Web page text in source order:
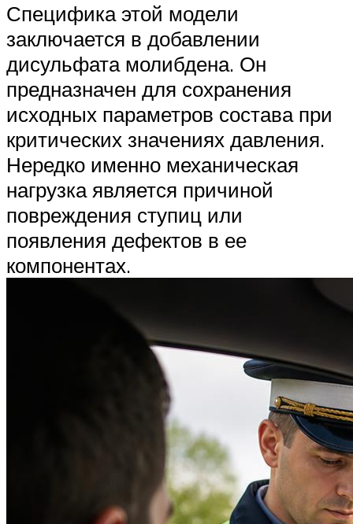
Специфика этой модели
заключается в добавлении
дисульфата молибдена. Он
предназначен для сохранения
исходных параметров состава при
критических значениях давления.
Нередко именно механическая
нагрузка является причиной
повреждения ступиц или
появления дефектов в ее
компонентах.